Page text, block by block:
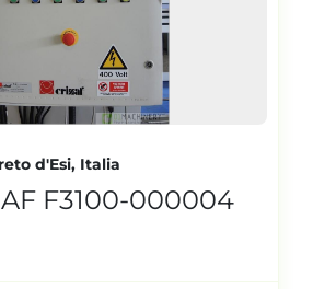
d'Esi, Italia
F3100-000004